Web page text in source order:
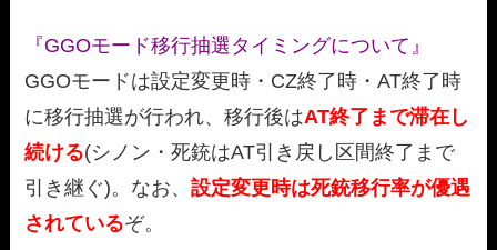
『GGOモード移行抽選タイミングについて』
GGOモードは設定変更時・CZ終了時・AT終了時
に移行抽選が行われ、移行後はAT終了まで滞在し
続ける(シノン・死銃はAT引き戻し区間終了まで
引き継ぐ)。なお、設定変更時は死銃移行率が優遇
されているぞ。